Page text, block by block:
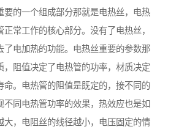
要的一个组成部分那就是电热丝，电热
正常工作的核心部分。没有了电热丝，
了电加热的功能。电热丝重要的参数那
，阻值决定了电热管的功率，材质决定
命。电热管的阻值是既定的，接不同的
不同电热管功率的效果，热效应也是如
大，电阻丝的线径越小，电压固定的情